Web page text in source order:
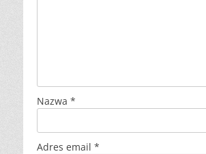
Nazwa *
Adres email *